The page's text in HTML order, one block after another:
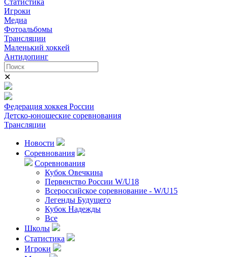
Игроки
Медиа
Фотоальбомы
Трансляции
Маленький хоккей
Антидопинг
✕
Федерация хоккея России
Детско-юношеские соревнования
Трансляции
Новости
Соревнования
Соревнования
Кубок Овечкина
Первенство России W/U18
Всероссийское соревнование - W/U15
Легенды Будущего
Кубок Надежды
Все
Школы
Статистика
Игроки